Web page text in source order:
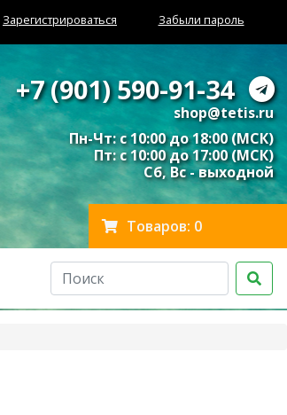
Зарегистрироваться Забыли пароль
+7 (901) 590-91-34
shop@tetis.ru
Пн-Чт: с 10:00 до 18:00 (МСК)
Пт: с 10:00 до 17:00 (МСК)
Сб, Вс - выходной
Товаров: 0